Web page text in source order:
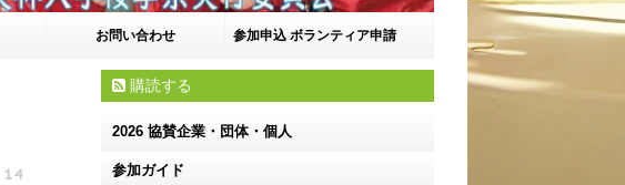
お問い合わせ 参加申込 ボランティア申請
14
購読する
2026 協賛企業・団体・個人
参加ガイド